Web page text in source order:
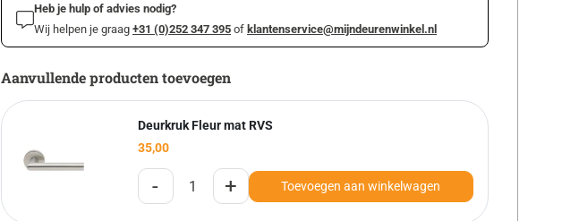
Heb je hulp of advies nodig?
Wij helpen je graag +31 (0)252 347 395 of klantenservice@mijndeurenwinkel.nl
Aanvullende producten toevoegen
Deurkruk Fleur mat RVS
35,00
- + Toevoegen aan winkelwagen